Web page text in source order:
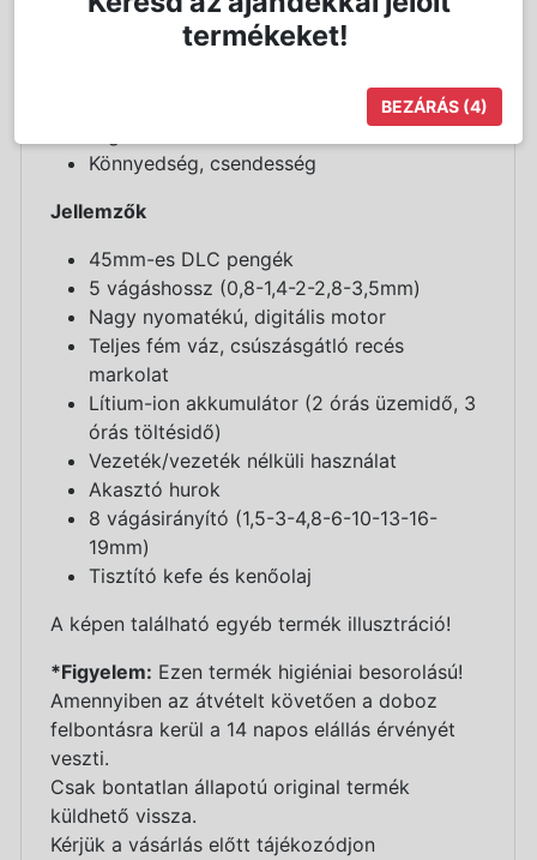
Fémháza, ellenállóvá teszi
3 órás gyors töltés, 2 óra maximális
Kiváló ergonómia, recézett, csúszásmentes
Könnyedség, csendesség
Jellemzők
45mm-es DLC pengék
5 vágáshossz (0,8-1,4-2-2,8-3,5mm)
Nagy nyomatékú, digitális motor
Teljes fém váz, csúszásgátló recés
markolat
Lítium-ion akkumulátor (2 órás üzemidő, 3
órás töltésidő)
Vezeték/vezeték nélküli használat
Akasztó hurok
8 vágásirányító (1,5-3-4,8-6-10-13-16-
19mm)
Tisztító kefe és kenőolaj
A képen található egyéb termék illusztráció!
*Figyelem: Ezen termék higiéniai besorolású!
Amennyiben az átvételt követően a doboz
felbontásra kerül a 14 napos elállás érvényét
veszti.
Csak bontatlan állapotú original termék
küldhető vissza.
Kérjük a vásárlás előtt tájékozódjon
termékeket!
BEZÁRÁS (4)